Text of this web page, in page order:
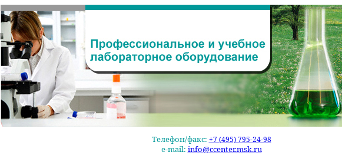
Телефон/факс: +7 (495) 795-24-98
e-mail: info@ccenter.msk.ru